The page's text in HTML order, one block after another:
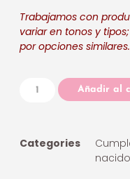
Trabajamos con
variar en tonos y
por opciones similares.
Añadir al
Categories
nacido